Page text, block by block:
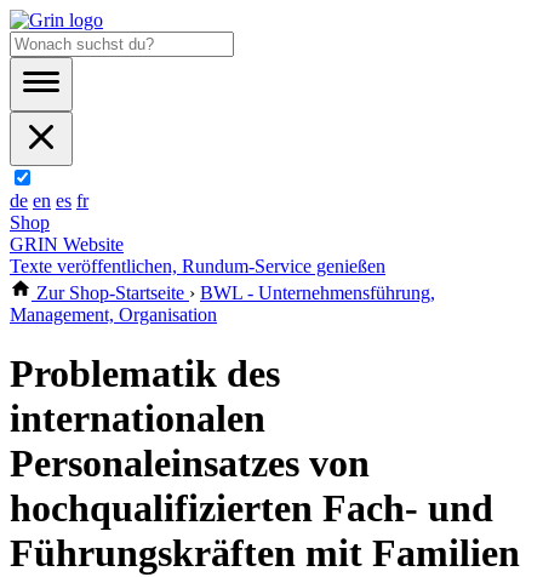
de en es fr
Shop
GRIN Website
Texte veröffentlichen, Rundum-Service genießen
Zur Shop-Startseite › BWL - Unternehmensführung,
Management, Organisation
Problematik des
internationalen
Personaleinsatzes von
hochqualifizierten Fach- und
Führungskräften mit Familien